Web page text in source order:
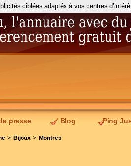
presse Blog Ping
> Bijoux > Montres
ciblées adaptés à vos centres